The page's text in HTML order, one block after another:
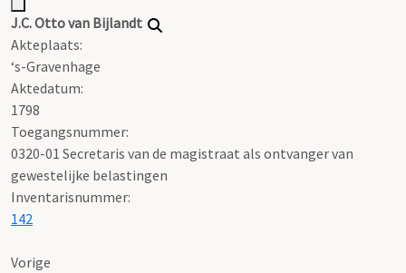
J.C. Otto van Bijlandt
Akteplaats:
‘s-Gravenhage
Aktedatum:
1798
Toegangsnummer:
0320-01 Secretaris van de magistraat als ontvanger van
gewestelijke belastingen
Inventarisnummer:
142
Vorige